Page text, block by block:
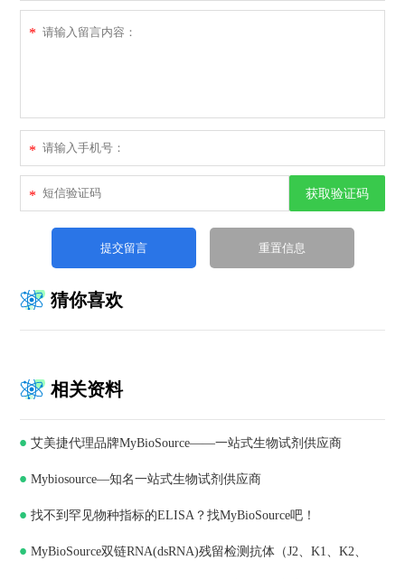
*
*
* 获取验证码
猜你喜欢
相关资料
艾美捷代理品牌MyBioSource——一站式生物试剂供应商
Mybiosource—知名一站式生物试剂供应商
找不到罕见物种指标的ELISA？找MyBioSource吧！
MyBioSource双链RNA(dsRNA)残留检测抗体（J2、K1、K2、